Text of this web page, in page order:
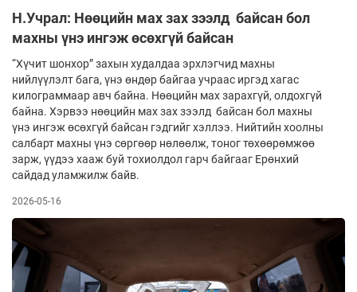
Н.Учрал: Нөөцийн мах зах зээлд байсан бол
махны үнэ ингэж өсөхгүй байсан
“Хүчит шонхор” захын худалдаа эрхлэгчид махны
нийлүүлэлт бага, үнэ өндөр байгаа учраас иргэд хагас
килограммаар авч байна. Нөөцийн мах зарахгүй, олдохгүй
байна. Хэрвээ нөөцийн мах зах зээлд байсан бол махны
үнэ ингэж өсөхгүй байсан гэдгийг хэллээ. Нийтийн хоолны
салбарт махны үнэ сөргөөр нөлөөлж, тоног төхөөрөмжөө
зарж, үүдээ хааж буй тохиолдол гарч байгааг Ерөнхий
сайдад уламжилж байв.
2026-05-16